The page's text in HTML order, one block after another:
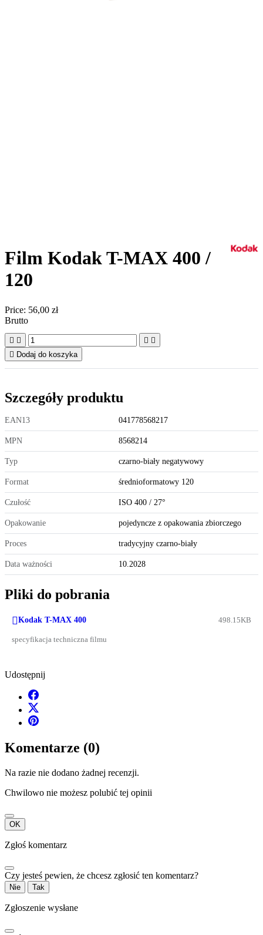
Film Kodak T-MAX 400 /
120
Price: 56,00 zł
Brutto
   
 Dodaj do koszyka
Szczegóły produktu
EAN13 041778568217
MPN 8568214
Typ czarno-biały negatywowy
Format średnioformatowy 120
Czułość ISO 400 / 27°
Opakowanie pojedyncze z opakowania zbiorczego
Proces tradycyjny czarno-biały
Data ważności 10.2028
Pliki do pobrania
Kodak T-MAX 400 498.15KB
specyfikacja techniczna filmu
Udostępnij
Komentarze (0)
Na razie nie dodano żadnej recenzji.
Chwilowo nie możesz polubić tej opinii
OK
Zgłoś komentarz
Czy jesteś pewien, że chcesz zgłosić ten komentarz?
Nie Tak
Zgłoszenie wysłane